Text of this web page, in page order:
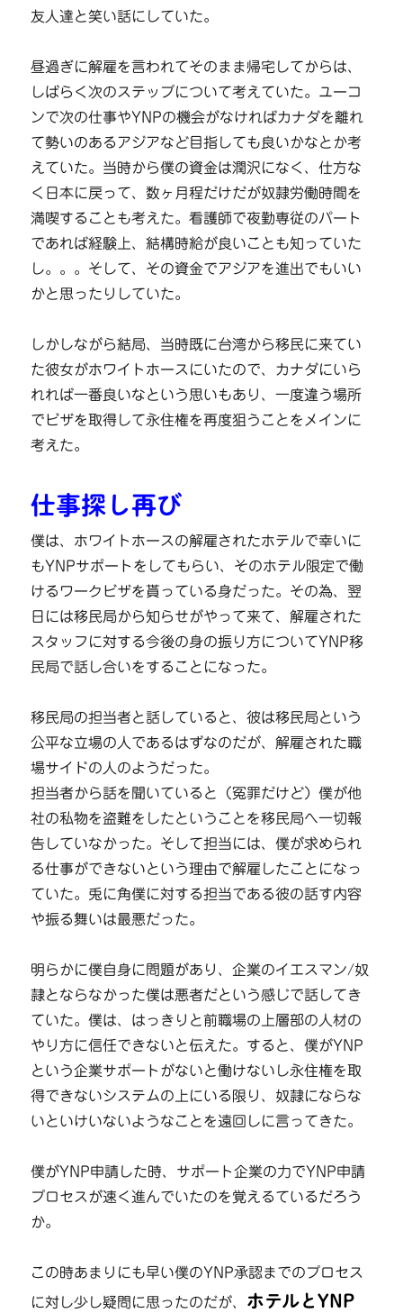
友人達と笑い話にしていた。
昼過ぎに解雇を言われてそのまま帰宅してからは、
しばらく次のステップについて考えていた。ユーコ
ンで次の仕事やYNPの機会がなければカナダを離れ
て勢いのあるアジアなど目指しても良いかなとか考
えていた。当時から僕の資金は潤沢になく、仕方な
く日本に戻って、数ヶ月程だけだが奴隷労働時間を
満喫することも考えた。看護師で夜勤専従のパート
であれば経験上、結構時給が良いことも知っていた
し。。。そして、その資金でアジアを進出でもいい
かと思ったりしていた。
しかしながら結局、当時既に台湾から移民に来てい
た彼女がホワイトホースにいたので、カナダにいら
れれば一番良いなという思いもあり、一度違う場所
でビザを取得して永住権を再度狙うことをメインに
考えた。
仕事探し再び
僕は、ホワイトホースの解雇されたホテルで幸いに
もYNPサポートをしてもらい、そのホテル限定で働
けるワークビザを貰っている身だった。その為、翌
日には移民局から知らせがやって来て、解雇された
スタッフに対する今後の身の振り方についてYNP移
民局で話し合いをすることになった。
移民局の担当者と話していると、彼は移民局という
公平な立場の人であるはずなのだが、解雇された職
場サイドの人のようだった。
担当者から話を聞いていると（冤罪だけど）僕が他
社の私物を盗難をしたということを移民局へ一切報
告していなかった。そして担当には、僕が求められ
る仕事ができないという理由で解雇したことになっ
ていた。兎に角僕に対する担当である彼の話す内容
や振る舞いは最悪だった。
明らかに僕自身に問題があり、企業のイエスマン/奴
隷とならなかった僕は悪者だという感じで話してき
ていた。僕は、はっきりと前職場の上層部の人材の
やり方に信任できないと伝えた。すると、僕がYNP
という企業サポートがないと働けないし永住権を取
得できないシステムの上にいる限り、奴隷にならな
いといけいないようなことを遠回しに言ってきた。
僕がYNP申請した時、サポート企業の力でYNP申請
プロセスが速く進んでいたのを覚えるているだろう
か。
この時あまりにも早い僕のYNP承認までのプロセス
に対し少し疑問に思ったのだが、 ホテルとYNP